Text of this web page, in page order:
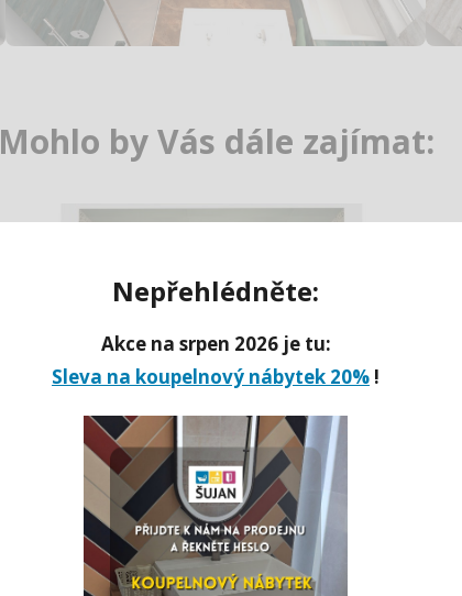
Mohlo by Vás dále zajímat:
KOUPELNA V PASTELOVÝCH
BARVÁCH
Nepřehlédněte:
Akce na srpen 2026 je tu:
Sleva na koupelnový nábytek 20% !